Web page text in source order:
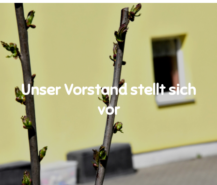
Unser Vorstand stellt sich
vor